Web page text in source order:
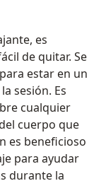
es
de quitar. Se
estar en un
sesión. Es
cualquier
cuerpo que
es beneficioso
para ayudar
durante la